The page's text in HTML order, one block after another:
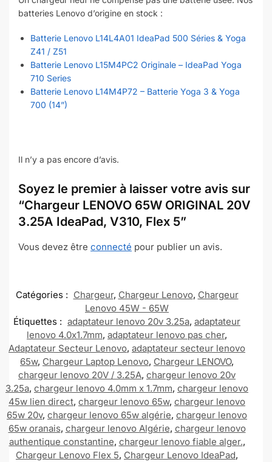
batteries Lenovo d’origine en stock :
Batterie Lenovo L14L4A01 IdeaPad 500 Séries & Yoga
Z41 / Z51
Batterie Lenovo L15M4PC2 Originale – IdeaPad Yoga
710 Series
Batterie Lenovo L14M4P72 – Batterie Yoga 3 & Yoga
700 (14”)
Il n’y a pas encore d’avis.
Soyez le premier à laisser votre avis sur
“Chargeur LENOVO 65W ORIGINAL 20V
3.25A IdeaPad, V310, Flex 5”
Vous devez être connecté pour publier un avis.
Catégories : Chargeur, Chargeur Lenovo, Chargeur
Lenovo 45W - 65W
Étiquettes : adaptateur lenovo 20v 3.25a, adaptateur
lenovo 4.0x1.7mm, adaptateur lenovo pas cher,
Adaptateur Secteur Lenovo, adaptateur secteur lenovo
65w, Chargeur Laptop Lenovo, Chargeur LENOVO,
chargeur lenovo 20V / 3.25A, chargeur lenovo 20v
3.25a, chargeur lenovo 4.0mm x 1.7mm, chargeur lenovo
45w lien direct, chargeur lenovo 65w, chargeur lenovo
65w 20v, chargeur lenovo 65w algérie, chargeur lenovo
65w oranais, chargeur lenovo Algérie, chargeur lenovo
authentique constantine, chargeur lenovo fiable alger.,
Chargeur Lenovo Flex 5, Chargeur Lenovo IdeaPad,